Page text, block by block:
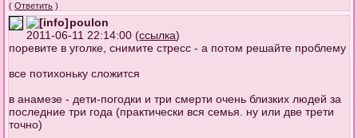
(Ответить )
poulon
2011-06-11 22:14:00 (ссылка)
поревите в уголке, снимите стресс - а потом решайте проблему
все потихоньку сложится
в анамезе - дети-погодки и три смерти очень близких людей за
последние три года (практически вся семья. ну или две трети
точно)